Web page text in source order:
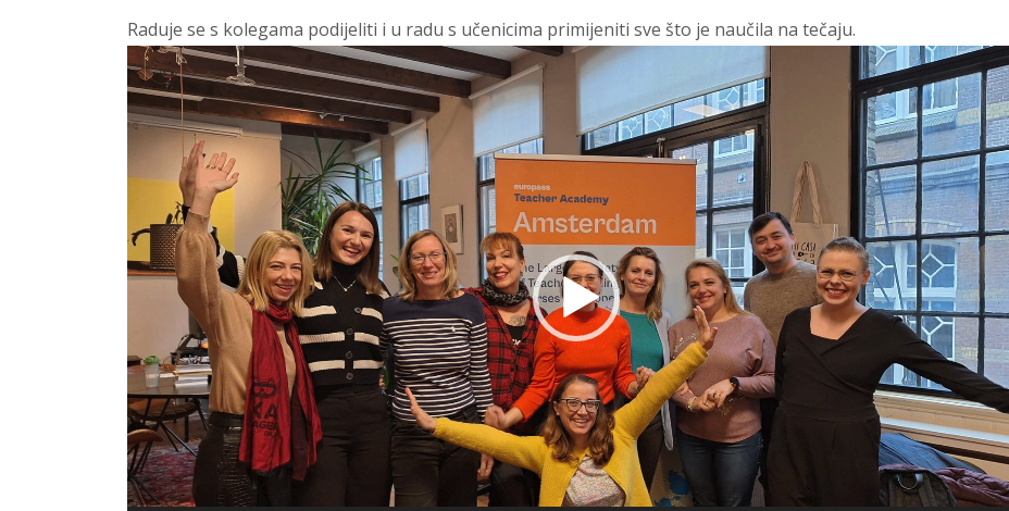
Raduje se s kolegama podijeliti i u radu s učenicima primijeniti sve što je naučila na tečaju.
Reproduktor videozapisa